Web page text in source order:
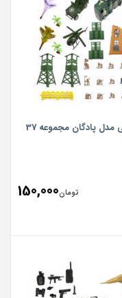
اسباب بازی جنگی مدل پادگان مجموعه 37
تومان150,000